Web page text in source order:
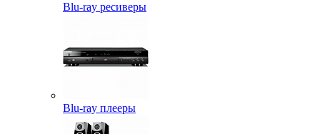
Blu-ray ресиверы
Blu-ray плееры